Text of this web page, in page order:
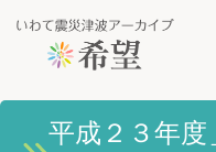
いわて震災津波アーカイブと
平成２３年度